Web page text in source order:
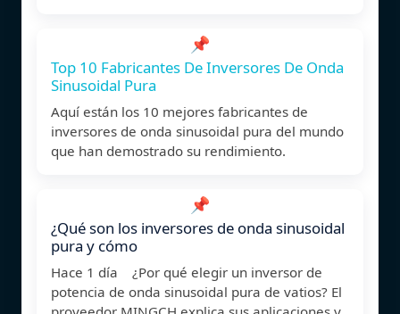
📌
Top 10 Fabricantes De Inversores De Onda
Sinusoidal Pura
Aquí están los 10 mejores fabricantes de
inversores de onda sinusoidal pura del mundo
que han demostrado su rendimiento.
📌
¿Qué son los inversores de onda sinusoidal
pura y cómo
Hace 1 día ¿Por qué elegir un inversor de
potencia de onda sinusoidal pura de vatios? El